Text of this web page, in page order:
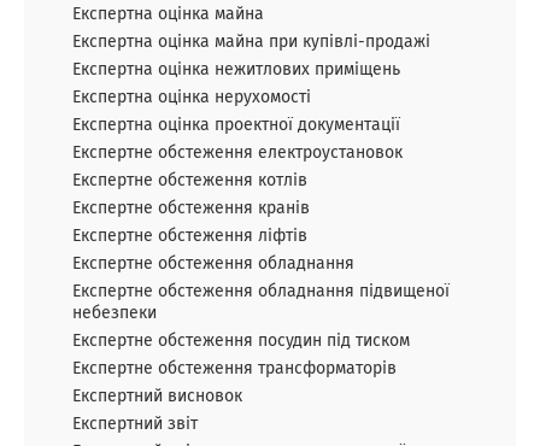
Експертна оцінка майна
Експертна оцінка майна при купівлі-продажі
Експертна оцінка нежитлових приміщень
Експертна оцінка нерухомості
Експертна оцінка проектної документації
Експертне обстеження електроустановок
Експертне обстеження котлів
Експертне обстеження кранів
Експертне обстеження ліфтів
Експертне обстеження обладнання
Експертне обстеження обладнання підвищеної
небезпеки
Експертне обстеження посудин під тиском
Експертне обстеження трансформаторів
Експертний висновок
Експертний звіт